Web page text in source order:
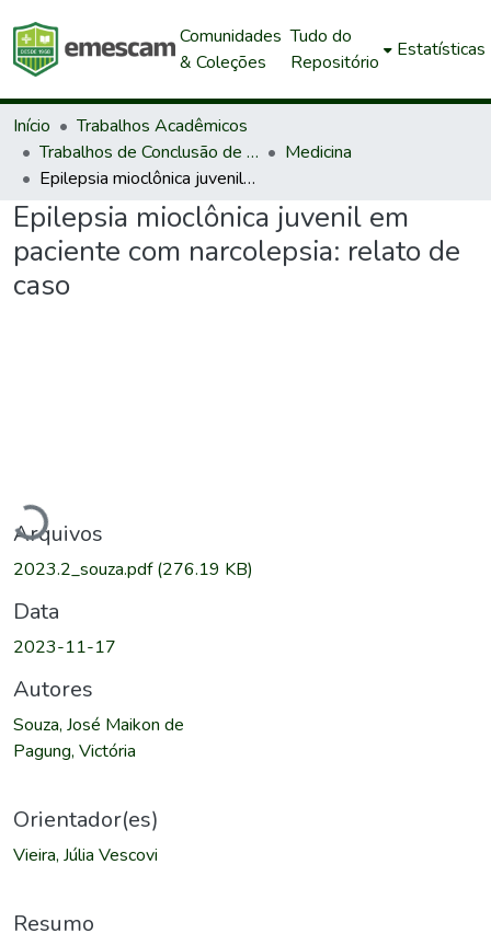
Comunidades
& Coleções
Tudo do
Repositório
Estatísticas
Início
Trabalhos Acadêmicos
Trabalhos de Conclusão de Curso de Graduação
Medicina
Epilepsia mioclônica juvenil em paciente com narcolepsia: relato de caso
Epilepsia mioclônica juvenil em
paciente com narcolepsia: relato de
caso
Carregando...
Arquivos
2023.2_souza.pdf(276.19 KB)
Data
2023-11-17
Autores
Souza, José Maikon de
Pagung, Victória
Orientador(es)
Vieira, Júlia Vescovi
Resumo